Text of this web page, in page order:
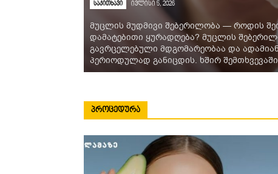
საკითხავი ივლისი 5, 2026
მუცლის მუდმივი შებერილობა — როდის
დამატებითი ყურადღება? მუცლის
გავრცელებული მდგომარეობაა და
პერიოდულად განიცდის. ხშირ შემთხვევაში
ᲞᲠᲝᲪᲔᲓᲣᲠᲐ